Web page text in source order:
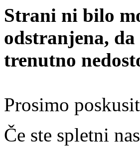
Strani ni bilo
odstranjena,
trenutno
Prosimo
Če ste spletni